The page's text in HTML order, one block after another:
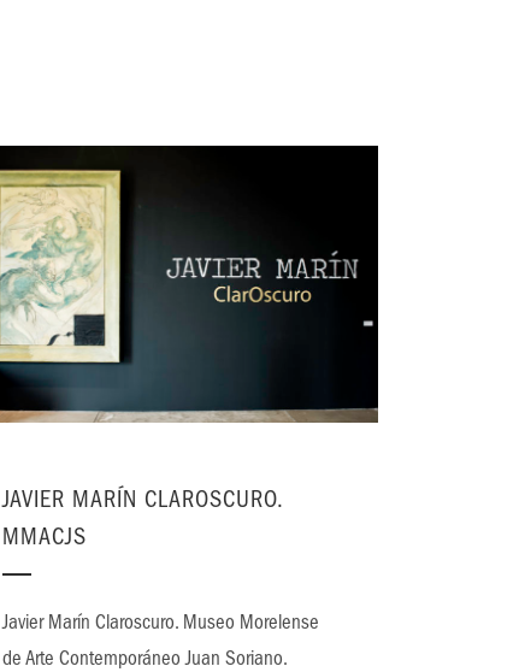
JAVIER MARÍN CLAROSCURO.
MMACJS
Javier Marín Claroscuro. Museo Morelense
de Arte Contemporáneo Juan Soriano.